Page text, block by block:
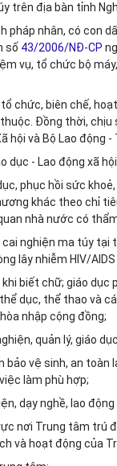
trên địa bàn tỉnh
nhân, có con
số 43/2006/NĐ-CP
vụ, tổ chức bộ
chức, biên chế,
Đồng thời,
và Bộ Lao động -
dục - Lao động xã
phục hồi sức
khác theo chỉ
nhà nước có
nghiện ma túy tại
lây nhiễm HIV/
biết chữ; giáo dục
dục, thể thao và
nhập cộng đồng;
quản lý, giáo
vệ sinh, an toàn
làm phù hợp;
dạy nghề, lao
nơi Trung tâm trú
và hoạt động của